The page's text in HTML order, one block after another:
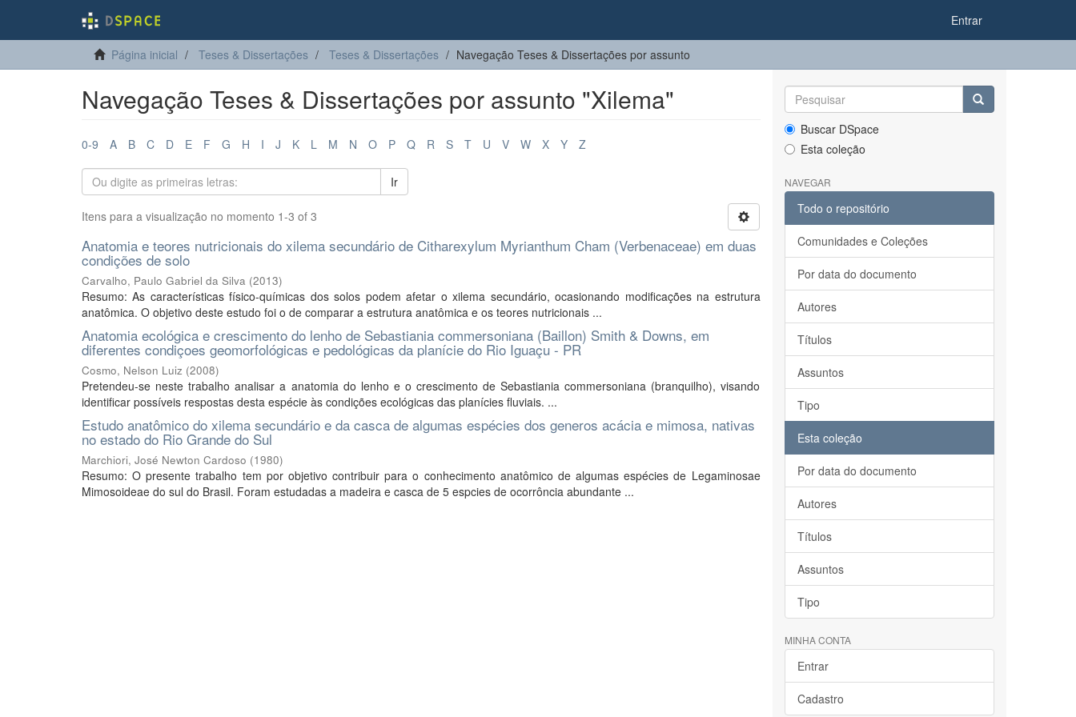
Entrar
Página inicial Teses & Dissertações Teses & Dissertações Navegação Teses & Dissertações por assunto
Navegação Teses & Dissertações por assunto "Xilema"
0-9 A B C D E F G H I J K L M N O P Q R S T U V W X Y Z
Ir
Itens para a visualização no momento 1-3 of 3
Anatomia e teores nutricionais do xilema secundário de Citharexylum Myrianthum Cham (Verbenaceae) em duas
condições de solo
Carvalho, Paulo Gabriel da Silva (2013)
Resumo: As características físico-químicas dos solos podem afetar o xilema secundário, ocasionando modificações na estrutura
anatômica. O objetivo deste estudo foi o de comparar a estrutura anatômica e os teores nutricionais ...
Anatomia ecológica e crescimento do lenho de Sebastiania commersoniana (Baillon) Smith & Downs, em
diferentes condiçoes geomorfológicas e pedológicas da planície do Rio Iguaçu - PR
Cosmo, Nelson Luiz (2008)
Pretendeu-se neste trabalho analisar a anatomia do lenho e o crescimento de Sebastiania commersoniana (branquilho), visando
identificar possíveis respostas desta espécie às condições ecológicas das planícies fluviais. ...
Estudo anatômico do xilema secundário e da casca de algumas espécies dos generos acácia e mimosa, nativas
no estado do Rio Grande do Sul
Marchiori, José Newton Cardoso (1980)
Resumo: O presente trabalho tem por objetivo contribuir para o conhecimento anatômico de algumas espécies de Legaminosae
Mimosoideae do sul do Brasil. Foram estudadas a madeira e casca de 5 espcies de ocorrôncia abundante ...
Buscar DSpace
Esta coleção
NAVEGAR
Todo o repositório
Comunidades e Coleções
Por data do documento
Autores
Títulos
Assuntos
Tipo
Esta coleção
Por data do documento
Autores
Títulos
Assuntos
Tipo
MINHA CONTA
Entrar
Cadastro